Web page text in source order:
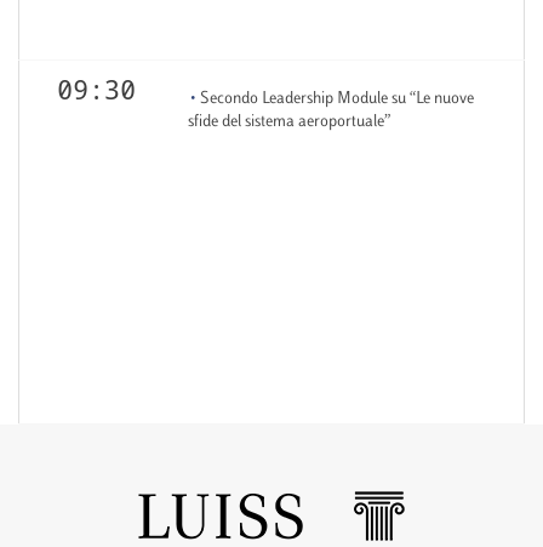
09:30
Secondo Leadership Module su “Le nuove
sfide del sistema aeroportuale”